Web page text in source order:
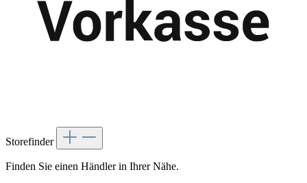
Storefinder
Finden Sie einen Händler in Ihrer Nähe.